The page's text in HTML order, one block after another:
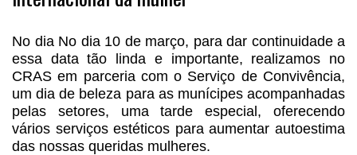
No dia No dia 10 de março, para dar continuidade a
essa data tão linda e importante, realizamos no
CRAS em parceria com o Serviço de Convivência,
um dia de beleza para as munícipes acompanhadas
pelas setores, uma tarde especial, oferecendo
vários serviços estéticos para aumentar autoestima
das nossas queridas mulheres.